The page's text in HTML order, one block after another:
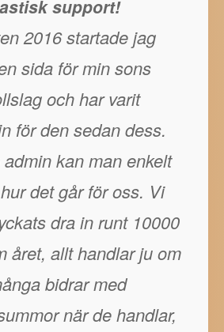
support!
2016 startade jag
sida för min sons
och har varit
för den sedan dess.
kan man enkelt
det går för oss. Vi
dra in runt 10000
året, allt handlar ju om
bidrar med
när de handlar,